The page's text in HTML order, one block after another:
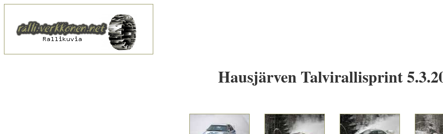
Hausjärven Talvirallisprint